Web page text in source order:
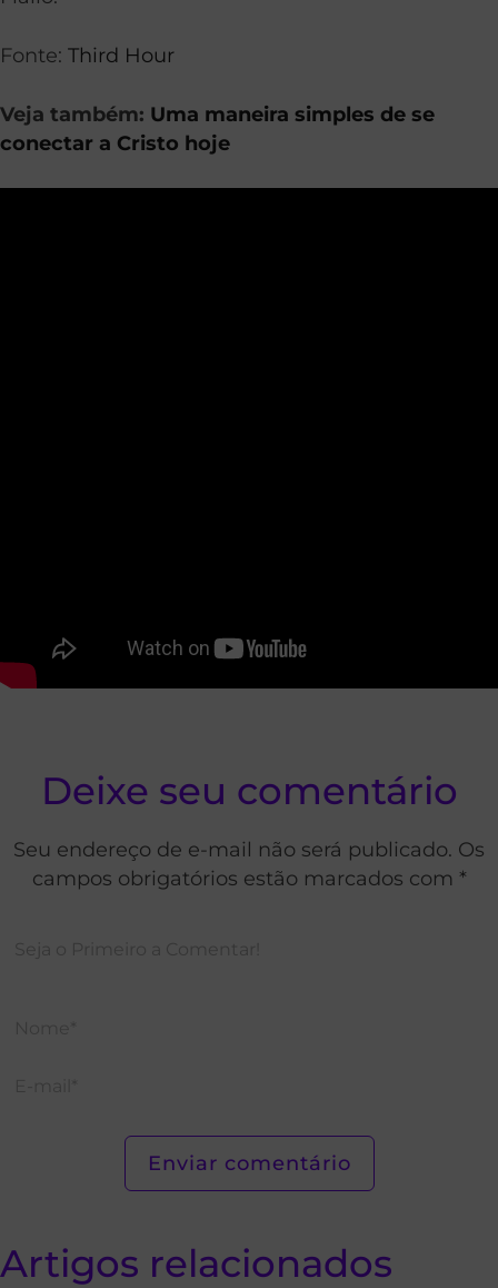
Fonte: Third Hour
Veja também: Uma maneira simples de se
conectar a Cristo hoje
Deixe seu comentário
Seu endereço de e-mail não será publicado. Os
campos obrigatórios estão marcados com *
Artigos relacionados